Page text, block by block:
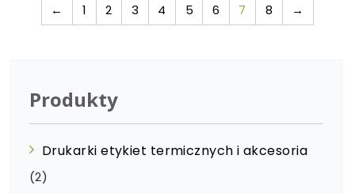
← 1 2 3 4 5 6 7 8 →
Produkty
Drukarki etykiet termicznych i akcesoria
(2)